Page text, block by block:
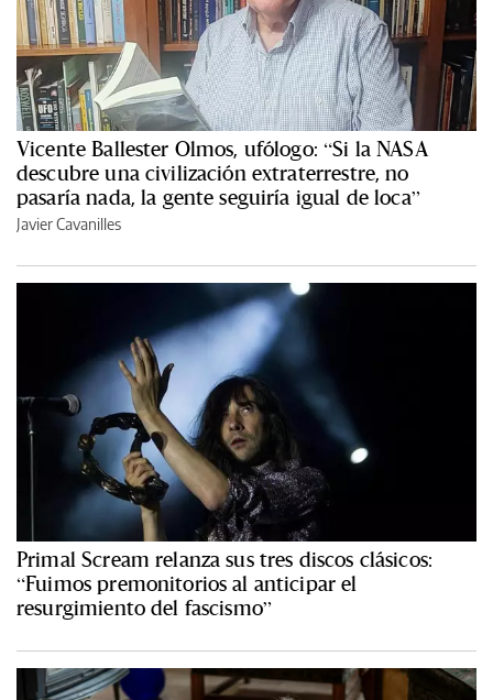
Vicente Ballester Olmos, ufólogo: “Si la NASA
descubre una civilización extraterrestre, no
pasaría nada, la gente seguiría igual de loca”
Javier Cavanilles
Primal Scream relanza sus tres discos clásicos:
“Fuimos premonitorios al anticipar el
resurgimiento del fascismo”